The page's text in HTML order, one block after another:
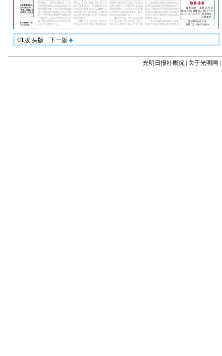
01版:头版下一版
光明日报社概况 关于光明网